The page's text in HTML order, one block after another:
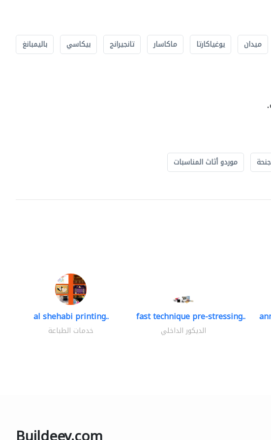
ميدان يوغياكارتا ماكاسار تانجيرانج بيكاسي باليمبانغ
موردو أثاث المناسبات
al shehabi printing..
خدمات الطباعة
fast technique pre-stressing..
الديكور الداخلي